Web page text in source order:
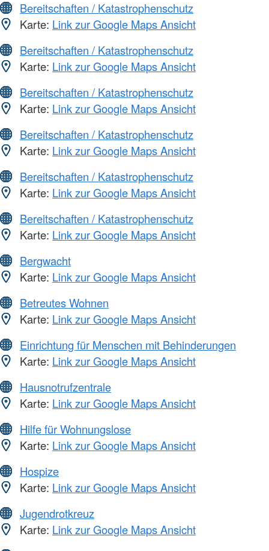
Bereitschaften / Katastrophenschutz
Karte: Link zur Google Maps Ansicht
Bereitschaften / Katastrophenschutz
Karte: Link zur Google Maps Ansicht
Bereitschaften / Katastrophenschutz
Karte: Link zur Google Maps Ansicht
Bereitschaften / Katastrophenschutz
Karte: Link zur Google Maps Ansicht
Bereitschaften / Katastrophenschutz
Karte: Link zur Google Maps Ansicht
Bereitschaften / Katastrophenschutz
Karte: Link zur Google Maps Ansicht
Bergwacht
Karte: Link zur Google Maps Ansicht
Betreutes Wohnen
Karte: Link zur Google Maps Ansicht
Einrichtung für Menschen mit Behinderungen
Karte: Link zur Google Maps Ansicht
Hausnotrufzentrale
Karte: Link zur Google Maps Ansicht
Hilfe für Wohnungslose
Karte: Link zur Google Maps Ansicht
Hospize
Karte: Link zur Google Maps Ansicht
Jugendrotkreuz
Karte: Link zur Google Maps Ansicht